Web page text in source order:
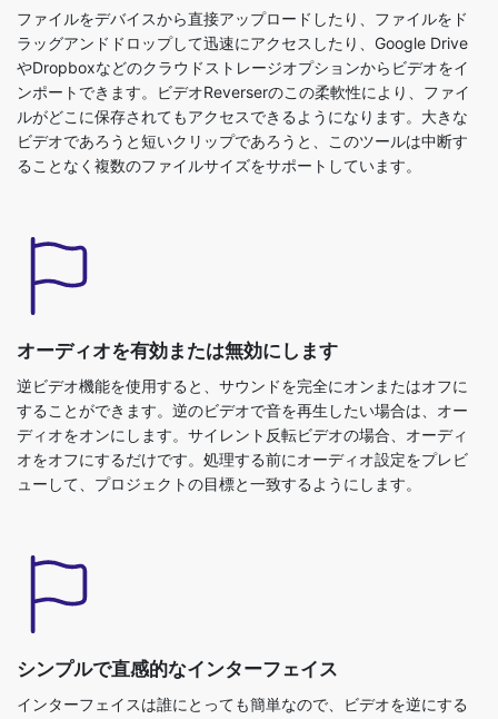
ルがどこに保存されてもアクセスできるようになります。大きな
ビデオであろうと短いクリップであろうと、このツールは中断す
ることなく複数のファイルサイズをサポートしています。
オーディオを有効または無効にします
逆ビデオ機能を使用すると、サウンドを完全にオンまたはオフに
することができます。逆のビデオで音を再生したい場合は、オー
ディオをオンにします。サイレント反転ビデオの場合、オーディ
オをオフにするだけです。処理する前にオーディオ設定をプレビ
ューして、プロジェクトの目標と一致するようにします。
シンプルで直感的なインターフェイス
インターフェイスは誰にとっても簡単なので、ビデオを逆にする
ことは私たちのツールで簡単です。ボタンには明確にラベルが付
いているため、指示は簡単で簡単に通過できます。ビデオを逆に
して、手間をかけずに最小限のクリックでデバイスにダウンロー
ドできます。